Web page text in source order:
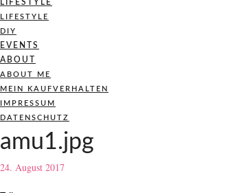
LIFESTYLE
LIFESTYLE
DIY
EVENTS
ABOUT
ABOUT ME
MEIN KAUFVERHALTEN
IMPRESSUM
DATENSCHUTZ
amu1.jpg
24. August 2017